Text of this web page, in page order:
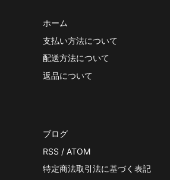
ホーム
支払い方法について
配送方法について
返品について
ブログ
RSS / ATOM
特定商法取引法に基づく表記